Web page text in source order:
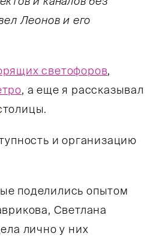
Леонов и его
светофоров,
, а еще я рассказывал
и организацию
поделились опытом
Светлана
лично у них